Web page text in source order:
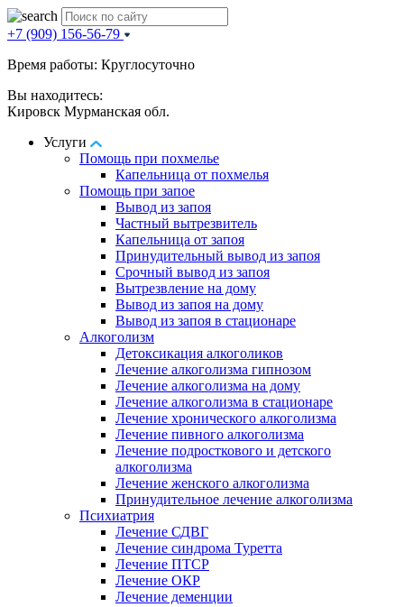
+7 (909) 156-56-79
Время работы: Круглосуточно
Вы находитесь:
Кировск Мурманская обл.
Услуги
Помощь при похмелье
Капельница от похмелья
Помощь при запое
Вывод из запоя
Частный вытрезвитель
Капельница от запоя
Принудительный вывод из запоя
Срочный вывод из запоя
Вытрезвление на дому
Вывод из запоя на дому
Вывод из запоя в стационаре
Алкоголизм
Детоксикация алкоголиков
Лечение алкоголизма гипнозом
Лечение алкоголизма на дому
Лечение алкоголизма в стационаре
Лечение хронического алкоголизма
Лечение пивного алкоголизма
Лечение подросткового и детского
алкоголизма
Лечение женского алкоголизма
Принудительное лечение алкоголизма
Психиатрия
Лечение СДВГ
Лечение синдрома Туретта
Лечение ПТСР
Лечение ОКР
Лечение деменции